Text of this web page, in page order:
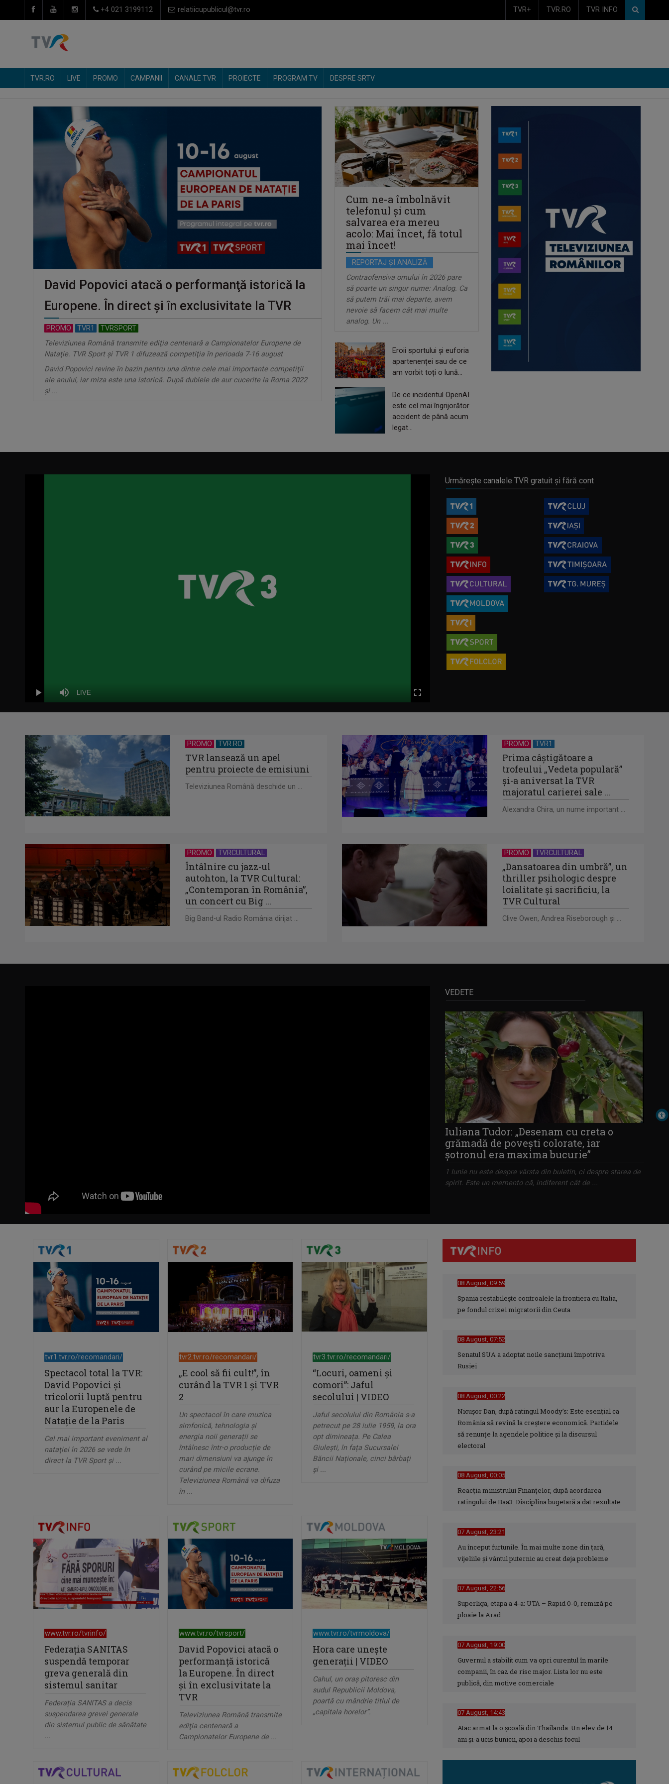
+4 021 3199112 relatiicupublicul@tvr.ro TVR+ TVR.RO TVR INFO
TVR.RO LIVE PROMO CAMPANII CANALE TVR PROIECTE PROGRAM TV DESPRE SRTV
David Popovici atacă o performanţă istorică la
Europene. În direct şi în exclusivitate la TVR
PROMO TVR1
TVRSPORT
Televiziunea Română transmite ediţia centenară a Campionatelor Europene de
Nataţie. TVR Sport şi TVR 1 difuzează competiţia în perioada 7-16 august
David Popovici revine în bazin pentru una dintre cele mai importante competiţii
ale anului, iar miza este una istorică. După dublele de aur cucerite la Roma 2022
şi ...
Cum ne-a îmbolnăvit
telefonul și cum
salvarea era mereu
acolo: Mai încet, fă totul
mai încet!
REPORTAJ ȘI ANALIZĂ
Contraofensiva omului în 2026 pare
să poarte un singur nume: Analog. Ca
să putem trăi mai departe, avem
nevoie să facem cât mai multe
analog. Un ...
Eroii sportului și euforia
apartenenței sau de ce
am vorbit toți o lună...
De ce incidentul OpenAI
este cel mai îngrijorător
accident de până acum
legat...
Play MuteStream
Type
LIVE Fullscreen
Urmărește canalele TVR gratuit și fără cont
PROMO TVR.RO
TVR lansează un apel
pentru proiecte de emisiuni
Televiziunea Română deschide un ...
PROMO TVRCULTURAL
Întâlnire cu jazz-ul
autohton, la TVR Cultural:
„Contemporan în România”,
un concert cu Big ...
Big Band-ul Radio România dirijat ...
PROMO TVR1
Prima câştigătoare a
trofeului „Vedeta populară”
şi-a aniversat la TVR
majoratul carierei sale ...
Alexandra Chira, un nume important ...
PROMO TVRCULTURAL
„Dansatoarea din umbră”, un
thriller psihologic despre
loialitate și sacrificiu, la
TVR Cultural
Clive Owen, Andrea Riseborough şi ...
VEDETE
Iuliana Tudor: „Desenam cu creta o
grămadă de poveşti colorate, iar
şotronul era maxima bucurie”
1 Iunie nu este despre vârsta din buletin, ci despre starea de
spirit. Este un memento că, indiferent cât de ...
tvr1.tvr.ro/recomandari/
Spectacol total la TVR:
David Popovici și
tricolorii luptă pentru
aur la Europenele de
Natație de la Paris
Cel mai important eveniment al
nataţiei în 2026 se vede în
direct la TVR Sport şi ...
tvr2.tvr.ro/recomandari/
„E cool să fii cult!”, în
curând la TVR 1 și TVR
2
Un spectacol în care muzica
simfonică, tehnologia și
energia noii generații se
întâlnesc într-o producție de
mari dimensiuni va ajunge în
curând pe micile ecrane.
Televiziunea Română va difuza
în ...
tvr3.tvr.ro/recomandari/
“Locuri, oameni și
comori”: Jaful
secolului | VIDEO
Jaful secolului din România s-a
petrecut pe 28 iulie 1959, la ora
opt dimineața. Pe Calea
Giulești, în fața Sucursalei
Băncii Naționale, cinci bărbați
și ...
www.tvr.ro/tvrinfo/
Federația SANITAS
suspendă temporar
greva generală din
sistemul sanitar
Federația SANITAS a decis
suspendarea grevei generale
din sistemul public de sănătate
...
www.tvr.ro/tvrsport/
David Popovici atacă o
performanţă istorică
la Europene. În direct
şi în exclusivitate la
TVR
Televiziunea Română transmite
ediţia centenară a
Campionatelor Europene de ...
www.tvr.ro/tvrmoldova/
Hora care unește
generații | VIDEO
Cahul, un oraș pitoresc din
sudul Republicii Moldova,
poartă cu mândrie titlul de
„capitala horelor”.
08 August, 09:59
Spania restabileşte controalele la frontiera cu Italia,
pe fondul crizei migratorii din Ceuta
08 August, 07:52
Senatul SUA a adoptat noile sancţiuni împotriva
Rusiei
08 August, 00:22
Nicușor Dan, după ratingul Moody’s: Este esențial ca
România să revină la creștere economică. Partidele
să renunțe la agendele politice și la discursul
electoral
08 August, 00:05
Reacția ministrului Finanțelor, după acordarea
ratingului de Baa3: Disciplina bugetară a dat rezultate
07 August, 23:21
Au început furtunile. În mai multe zone din țară,
vijeliile și vântul puternic au creat deja probleme
07 August, 22:56
Superliga, etapa a 4-a: UTA – Rapid 0-0, remiză pe
ploaie la Arad
07 August, 19:00
Guvernul a stabilit cum va opri curentul în marile
companii, în caz de risc major. Lista lor nu este
publică, din motive comerciale
07 August, 14:43
Atac armat la o școală din Thailanda. Un elev de 14
ani și-a ucis bunicii, apoi a deschis focul